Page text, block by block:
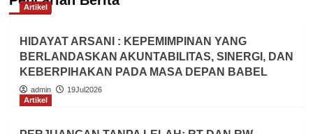
Artikel
HIDAYAT ARSANI : KEPEMIMPINAN YANG
BERLANDASKAN AKUNTABILITAS, SINERGI, DAN
KEBERPIHAKAN PADA MASA DEPAN BABEL
admin
19Jul2026
Artikel